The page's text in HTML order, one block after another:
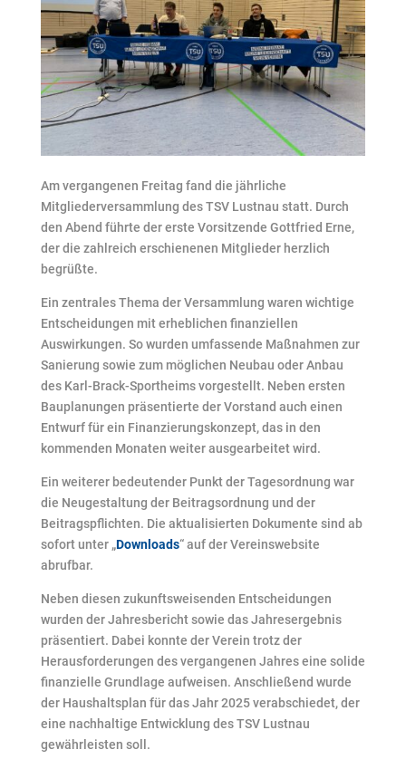
Am vergangenen Freitag fand die jährliche
Mitgliederversammlung des TSV Lustnau statt. Durch
den Abend führte der erste Vorsitzende Gottfried Erne,
der die zahlreich erschienenen Mitglieder herzlich
begrüßte.
Ein zentrales Thema der Versammlung waren wichtige
Entscheidungen mit erheblichen finanziellen
Auswirkungen. So wurden umfassende Maßnahmen zur
Sanierung sowie zum möglichen Neubau oder Anbau
des Karl-Brack-Sportheims vorgestellt. Neben ersten
Bauplanungen präsentierte der Vorstand auch einen
Entwurf für ein Finanzierungskonzept, das in den
kommenden Monaten weiter ausgearbeitet wird.
Ein weiterer bedeutender Punkt der Tagesordnung war
die Neugestaltung der Beitragsordnung und der
Beitragspflichten. Die aktualisierten Dokumente sind ab
sofort unter „Downloads“ auf der Vereinswebsite
abrufbar.
Neben diesen zukunftsweisenden Entscheidungen
wurden der Jahresbericht sowie das Jahresergebnis
präsentiert. Dabei konnte der Verein trotz der
Herausforderungen des vergangenen Jahres eine solide
finanzielle Grundlage aufweisen. Anschließend wurde
der Haushaltsplan für das Jahr 2025 verabschiedet, der
eine nachhaltige Entwicklung des TSV Lustnau
gewährleisten soll.